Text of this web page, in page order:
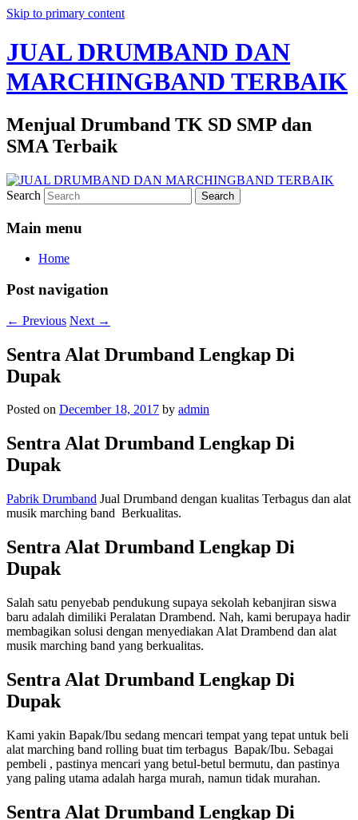
Skip to primary content
JUAL DRUMBAND DAN
MARCHINGBAND TERBAIK
Menjual Drumband TK SD SMP dan
SMA Terbaik
Search
Main menu
Home
Post navigation
← Previous Next →
Sentra Alat Drumband Lengkap Di
Dupak
Posted on December 18, 2017 by admin
Sentra Alat Drumband Lengkap Di
Dupak
Pabrik Drumband Jual Drumband dengan kualitas Terbagus dan alat
musik marching band Berkualitas.
Sentra Alat Drumband Lengkap Di
Dupak
Salah satu penyebab pendukung supaya sekolah kebanjiran siswa
baru adalah dimiliki Peralatan Drambend. Nah, kami berupaya hadir
membagikan solusi dengan menyediakan Alat Drambend dan alat
musik marching band yang berkualitas.
Sentra Alat Drumband Lengkap Di
Dupak
Kami yakin Bapak/Ibu sedang mencari tempat yang tepat untuk beli
alat marching band rolling buat tim terbagus Bapak/Ibu. Sebagai
pembeli , pastinya mencari yang betul-betul bermutu, dan pastinya
yang paling utama adalah harga murah, namun tidak murahan.
Sentra Alat Drumband Lengkap Di